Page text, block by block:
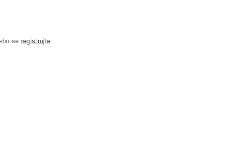
se registrujte.